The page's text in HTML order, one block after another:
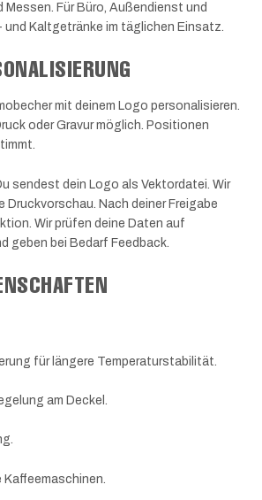
Für Büro, Außendienst und
und Kaltgetränke im täglichen Einsatz.
mit deinem Logo personalisieren.
oder Gravur möglich. Positionen
sendest dein Logo als Vektordatei. Wir
Druckvorschau. Nach deiner Freigabe
Wir prüfen deine Daten auf
geben bei Bedarf Feedback.
für längere Temperaturstabilität.
am Deckel.